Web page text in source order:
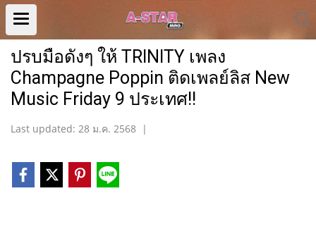
ปรบมือดังๆ ให้ TRINITY เพลง
Champagne Poppin ติดเพลย์ลิส New
Music Friday 9 ประเทศ!!
Last updated: 28 ม.ค. 2568 |